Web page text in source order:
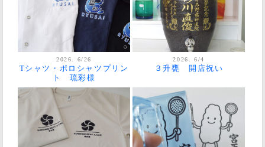
2026. 6/26
Tシャツ・ポロシャツプリン
ト 琉彩様
2026. 6/4
３升甕 開店祝い